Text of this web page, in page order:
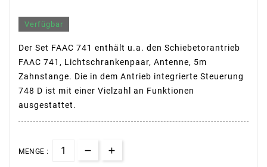
Verfügbar
Der Set FAAC 741 enthält u.a. den Schiebetorantrieb
FAAC 741, Lichtschrankenpaar, Antenne, 5m
Zahnstange. Die in dem Antrieb integrierte Steuerung
748 D ist mit einer Vielzahl an Funktionen
ausgestattet.
MENGE :